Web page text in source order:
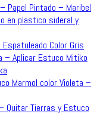
Papel Pintado – Maribel
en plastico sideral y
Color Gris
– Aplicar Estuco Mitiko
Marmol color Violeta –
Quitar Tierras y Estuco